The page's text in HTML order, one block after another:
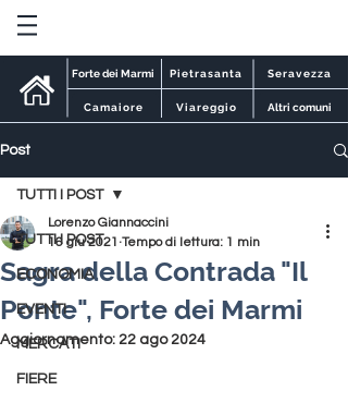
Forte dei Marmi Pietrasanta Seravezza
Camaiore Viareggio Altri comuni
Post
TUTTI I POST
ECONOMIA
EVENTI
MERCATI
FIERE
TUTTI I POST
Sagra della Contrada "Il
Ponte", Forte dei Marmi
Lorenzo Giannaccini
16 giu 2021 Tempo di lettura: 1 min
Aggiornamento: 22 ago 2024